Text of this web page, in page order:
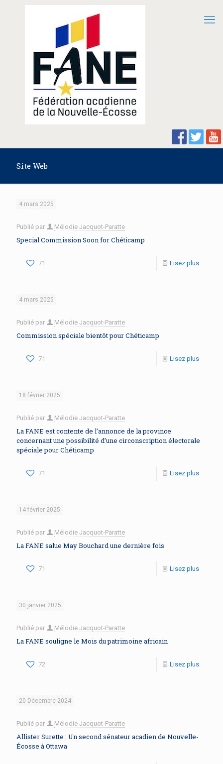
Site Web
4 mars 2025
Publié par Mélodie Jacquot-Paratte
Special Commission Soon for Chéticamp
71 Lisez plus
4 mars 2025
Publié par Mélodie Jacquot-Paratte
Commission spéciale bientôt pour Chéticamp
71 Lisez plus
18 février 2025
Publié par Mélodie Jacquot-Paratte
La FANE est contente de l’annonce de la province
concernant une possibilité d’une circonscription électorale
spéciale pour Chéticamp
71 Lisez plus
14 février 2025
Publié par Mélodie Jacquot-Paratte
La FANE salue May Bouchard une dernière fois
71 Lisez plus
30 janvier 2025
Publié par Mélodie Jacquot-Paratte
La FANE souligne le Mois du patrimoine africain
72 Lisez plus
20 Décembre 2024
Publié par Mélodie Jacquot-Paratte
Allister Surette : Un second sénateur acadien de Nouvelle-
Écosse à Ottawa